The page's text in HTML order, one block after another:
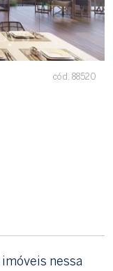
cód. 88520
nessa